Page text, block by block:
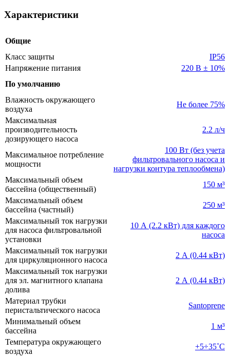
Характеристики
Общие
Класс защиты
IP56
Напряжение питания
220 В ± 10%
По умолчанию
Влажность окружающего
воздуха
Не более 75%
Максимальная
производительность
дозирующего насоса
2.2 л/ч
Максимальное потребление
мощности
100 Вт (без учета
фильтровального насоса и
нагрузки контура теплообмена)
Максимальный объем
бассейна (общественный)
150 м³
Максимальный объем
бассейна (частный)
250 м³
Максимальный ток нагрузки
для насоса фильтровальной
установки
10 А (2.2 кВт) для каждого
насоса
Максимальный ток нагрузки
для циркуляционного насоса
2 А (0.44 кВт)
Максимальный ток нагрузки
для эл. магнитного клапана
долива
2 А (0.44 кВт)
Материал трубки
перистальтического насоса
Santoprene
Минимальный объем
бассейна
1 м³
Температура окружающего
воздуха
+5÷35˚С